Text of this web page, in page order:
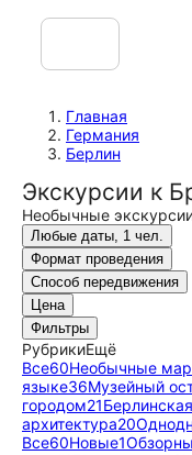
Главная
Германия
Берлин
Экскурсии к
Необычные
Любые даты, 1 чел.
Формат проведения
Способ передвижения
Цена
Фильтры
РубрикиЕщё
Все60Необычные
языке36Музейный
городом21
архитектура20
Все60Новые1